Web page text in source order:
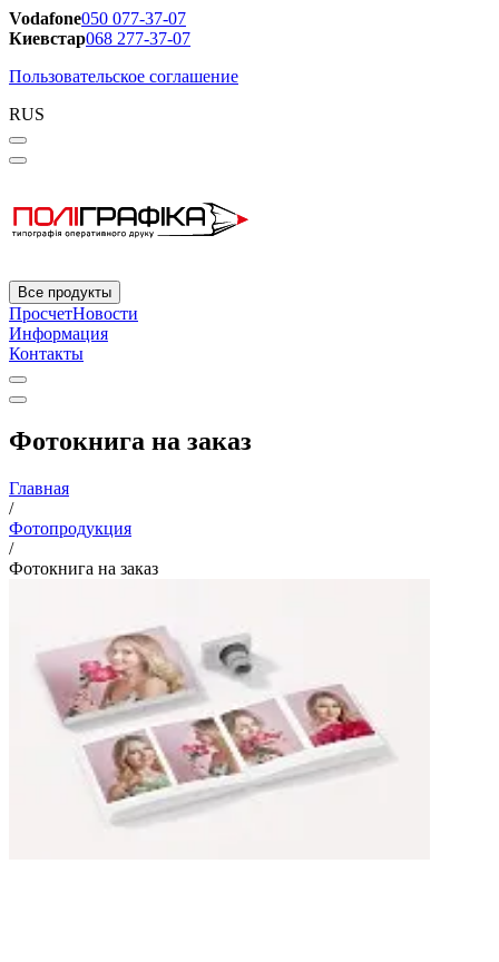
Vodafone050 077-37-07
Киевстар068 277-37-07
Пользовательское соглашение
RUS
Все продукты
ПросчетНовости
Информация
Контакты
Фотокнига на заказ
Главная
/
Фотопродукция
/
Фотокнига на заказ